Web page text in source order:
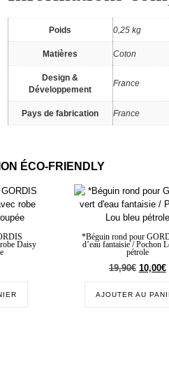
Poids 0,25 kg
Matières Coton
Design &
Développement
France
Pays de fabrication France
ÉCO-FRIENDLY
Daisy
*Béguin rond pour
d’eau fantaisie / Pochon
pétrole
19,90€ 10,00€
AJOUTER AU